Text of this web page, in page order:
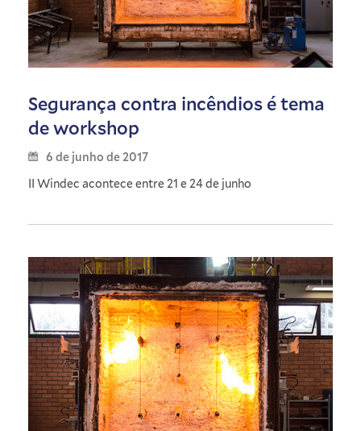
Segurança contra incêndios é tema
de workshop
6 de junho de 2017
II Windec acontece entre 21 e 24 de junho